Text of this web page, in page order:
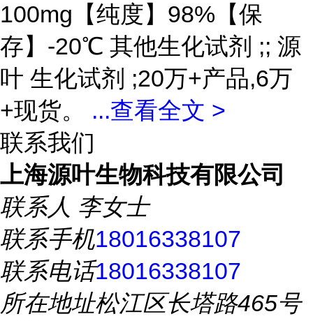
100mg【纯度】98%【保
存】-20℃ 其他生化试剂 ;; 源
叶 生化试剂 ;20万+产品,6万
+现货。 ...查看全文 >
联系我们
上海源叶生物科技有限公司
联系人 李女士
联系手机18016338107
联系电话18016338107
所在地址松江区长塔路465号